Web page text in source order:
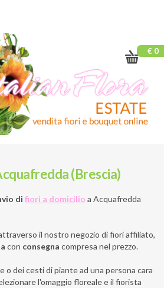
€ 0
(Brescia)
difiori a domicilio a Acquafredda
il nostro negozio di fiori affiliato,
con consegna compresa nel prezzo.
o dei cesti di piante ad una persona cara
l'omaggio floreale e il fiorista